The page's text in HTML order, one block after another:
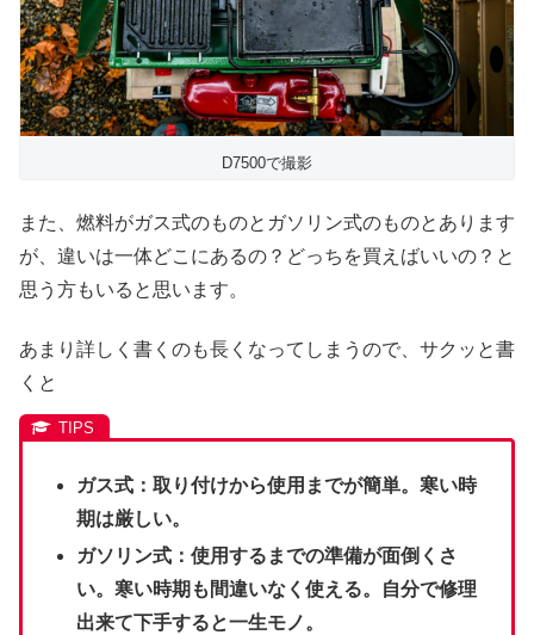
D7500で撮影
また、燃料がガス式のものとガソリン式のものとあります
が、違いは一体どこにあるの？どっちを買えばいいの？と
思う方もいると思います。
あまり詳しく書くのも長くなってしまうので、サクッと書
くと
ガス式：取り付けから使用までが簡単。寒い時
期は厳しい。
ガソリン式：使用するまでの準備が面倒くさ
い。寒い時期も間違いなく使える。自分で修理
出来て下手すると一生モノ。